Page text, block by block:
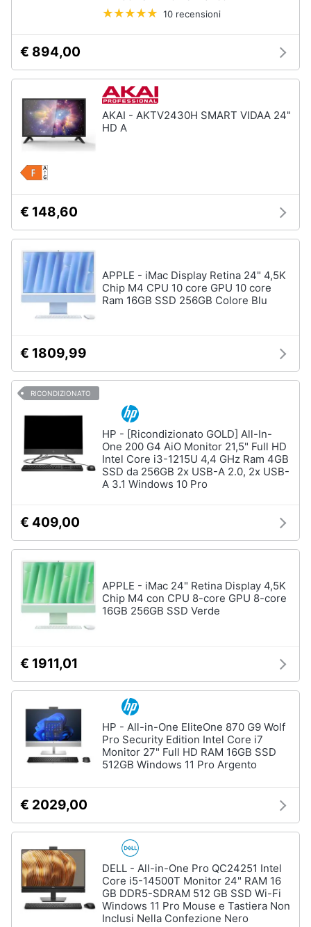
10 recensioni
€ 894,00
AKAI - AKTV2430H SMART VIDAA 24"
HD A
€ 148,60
APPLE - iMac Display Retina 24" 4,5K
Chip M4 CPU 10 core GPU 10 core
Ram 16GB SSD 256GB Colore Blu
€ 1809,99
RICONDIZIONATO
HP - [Ricondizionato GOLD] All-In-
One 200 G4 AiO Monitor 21,5" Full HD
Intel Core i3-1215U 4,4 GHz Ram 4GB
SSD da 256GB 2x USB-A 2.0, 2x USB-
A 3.1 Windows 10 Pro
€ 409,00
APPLE - iMac 24" Retina Display 4,5K
Chip M4 con CPU 8-core GPU 8-core
16GB 256GB SSD Verde
€ 1911,01
HP - All-in-One EliteOne 870 G9 Wolf
Pro Security Edition Intel Core i7
Monitor 27" Full HD RAM 16GB SSD
512GB Windows 11 Pro Argento
€ 2029,00
DELL - All-in-One Pro QC24251 Intel
Core i5-14500T Monitor 24" RAM 16
GB DDR5-SDRAM 512 GB SSD Wi-Fi
Windows 11 Pro Mouse e Tastiera Non
Inclusi Nella Confezione Nero